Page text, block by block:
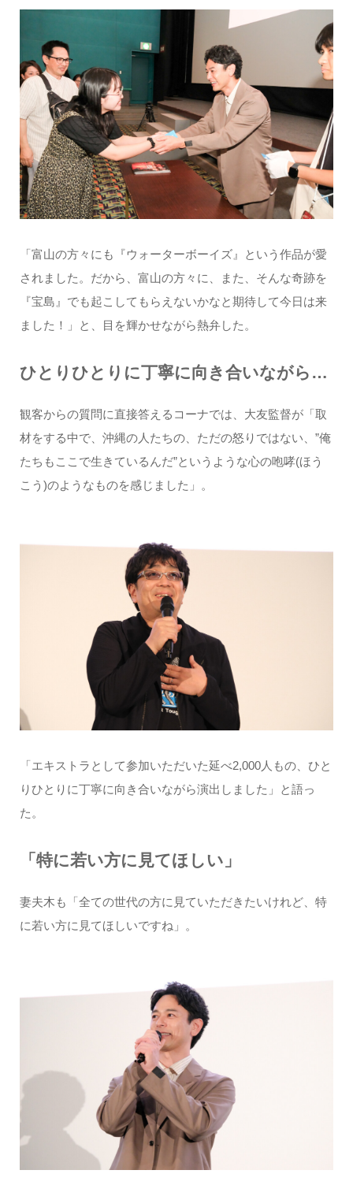
「富山の方々にも『ウォーターボーイズ』という作品が愛
されました。だから、富山の方々に、また、そんな奇跡を
『宝島』でも起こしてもらえないかなと期待して今日は来
ました！」と、目を輝かせながら熱弁した。
ひとりひとりに丁寧に向き合いながら…
観客からの質問に直接答えるコーナでは、大友監督が「取
材をする中で、沖縄の人たちの、ただの怒りではない、”俺
たちもここで生きているんだ”というような心の咆哮(ほう
こう)のようなものを感じました」。
「エキストラとして参加いただいた延べ2,000人もの、ひと
りひとりに丁寧に向き合いながら演出しました」と語っ
た。
「特に若い方に見てほしい」
妻夫木も「全ての世代の方に見ていただきたいけれど、特
に若い方に見てほしいですね」。